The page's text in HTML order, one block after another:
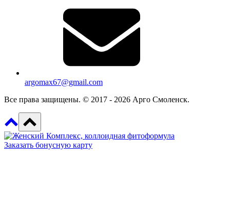
argomax67@gmail.com
Все права защищены. © 2017 - 2026 Арго Смоленск.
Заказать бонусную карту